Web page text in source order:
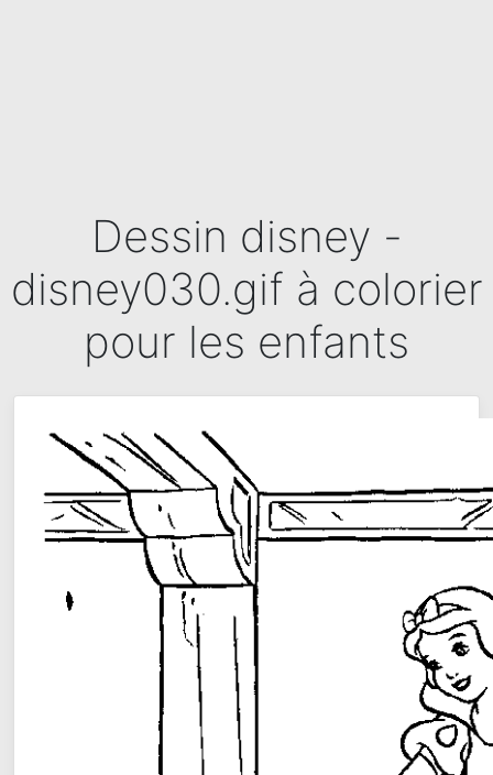
Dessin disney -
disney030.gif à colorier
pour les enfants